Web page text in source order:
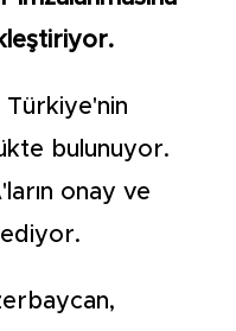
Türkiye'nin
bulunuyor.
onay ve